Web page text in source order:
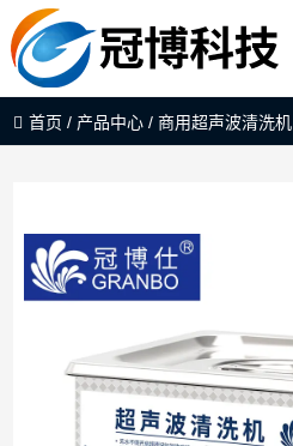
首页 / 产品中心 /商用超声波清洗机